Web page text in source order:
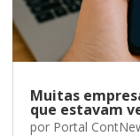
Muitas
que estavam
por Portal